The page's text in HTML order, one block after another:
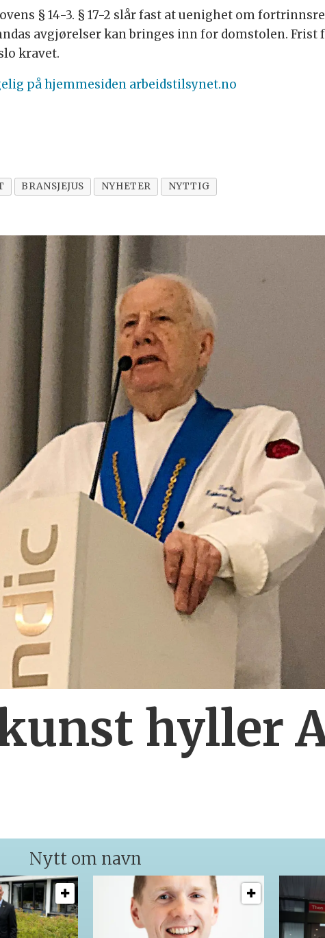
§ 14-3. § 17-2 slår fast at uenighet om
avgjørelser kan bringes inn for domstolen. Frist
kravet.
på hjemmesiden arbeidstilsynet.no
BRANSJEJUS NYHETER NYTTIG
hyller
Nytt om navn